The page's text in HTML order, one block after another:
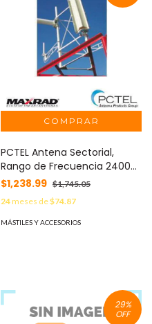
PCTEL Antena Sectorial,
Rango de Frecuencia 2400-
2500 MHz, 14 dBi de
Ganancia. MOD: MSP2401490
$1,238.99 $1,745.05
24meses de$74.87
MÁSTILES Y ACCESORIOS
29%
OFF